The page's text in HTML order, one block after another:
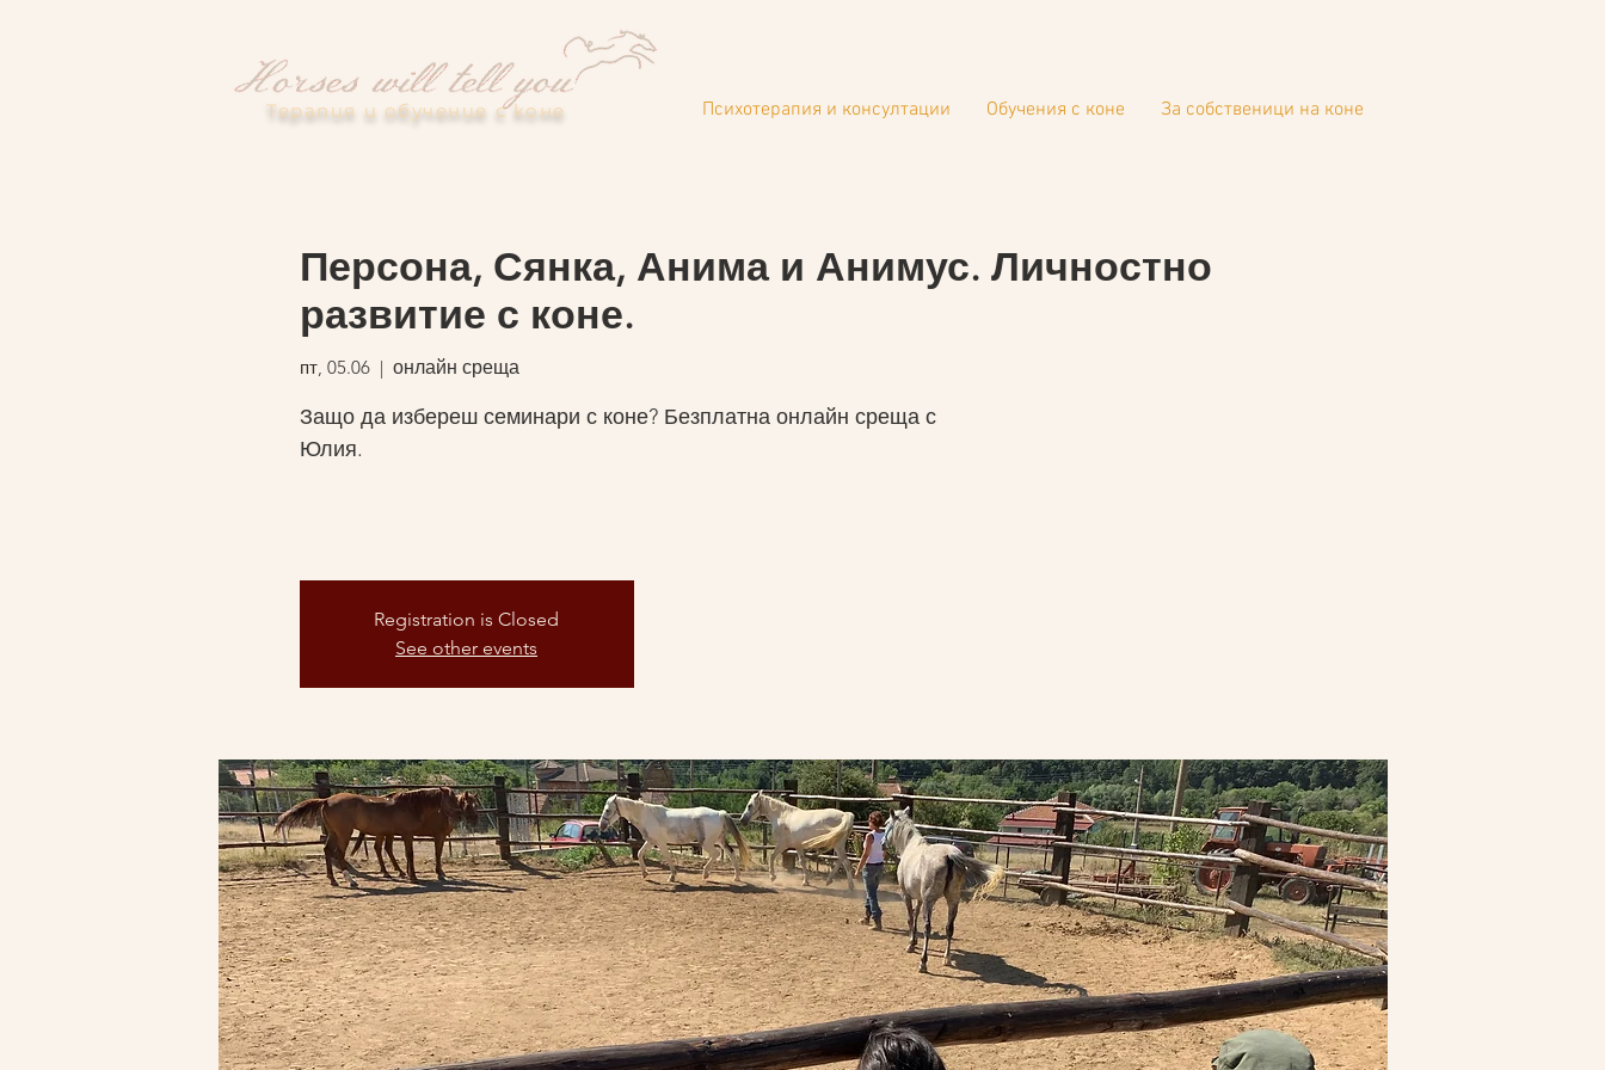
Терапия и обучение с коне Психотерапия и консултации Обучения с коне За собственици на коне
Персона, Сянка, Анима и Анимус. Личностно
развитие с коне.
пт, 05.06
  |
онлайн среща
Защо да избереш семинари с коне? Безплатна онлайн среща с
Юлия.
Registration is Closed
See other events